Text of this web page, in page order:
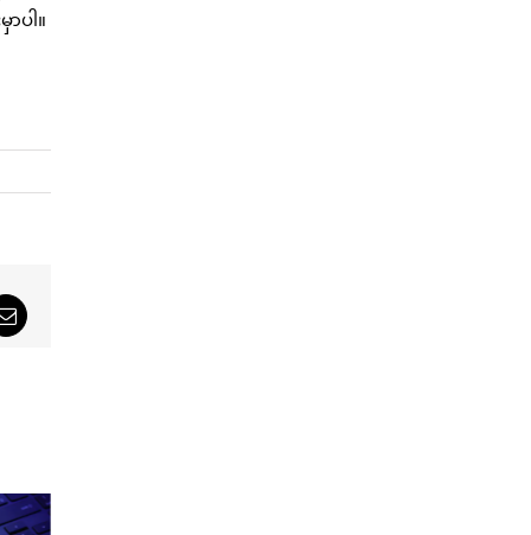
ပါ။
Email